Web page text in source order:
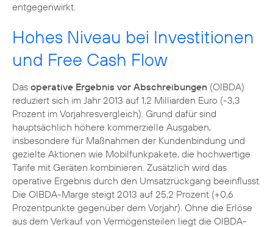
entgegenwirkt.
Hohes Niveau bei Investitionen
und Free Cash Flow
Das operative Ergebnis vor Abschreibungen (OIBDA)
reduziert sich im Jahr 2013 auf 1,2 Milliarden Euro (-3,3
Prozent im Vorjahresvergleich). Grund dafür sind
hauptsächlich höhere kommerzielle Ausgaben,
insbesondere für Maßnahmen der Kundenbindung und
gezielte Aktionen wie Mobilfunkpakete, die hochwertige
Tarife mit Geräten kombinieren. Zusätzlich wird das
operative Ergebnis durch den Umsatzrückgang beeinflusst.
Die OIBDA-Marge steigt 2013 auf 25,2 Prozent (+0,6
Prozentpunkte gegenüber dem Vorjahr). Ohne die Erlöse
aus dem Verkauf von Vermögensteilen liegt die OIBDA-